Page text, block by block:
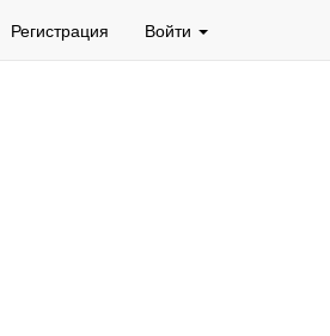
Регистрация Войти